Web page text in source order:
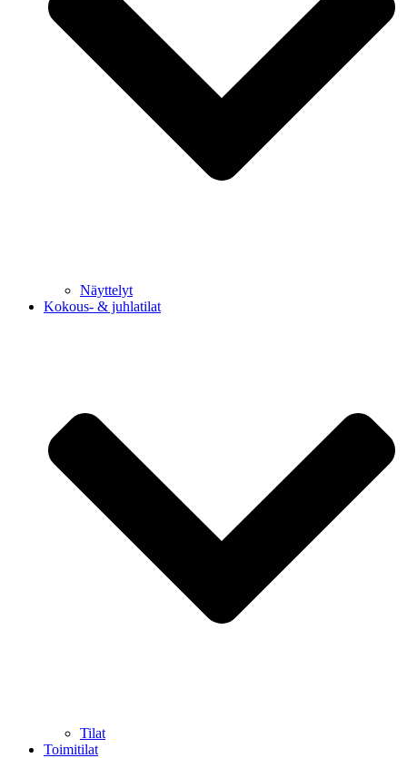
Näyttelyt
Kokous- & juhlatilat
Tilat
Toimitilat